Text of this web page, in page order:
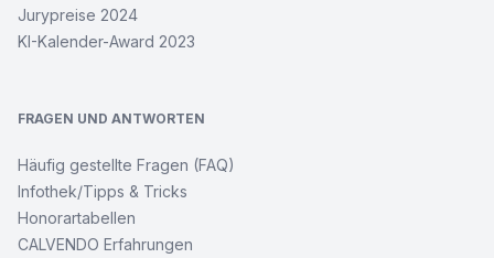
Jurypreise 2024
KI-Kalender-Award 2023
FRAGEN UND ANTWORTEN
Häufig gestellte Fragen (FAQ)
Infothek/Tipps & Tricks
Honorartabellen
CALVENDO Erfahrungen